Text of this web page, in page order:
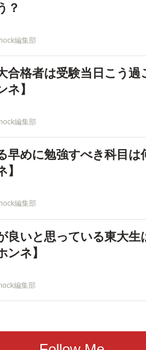
？
編集部
合格者は受験当日こう過
ネ】
編集部
早めに勉強すべき科目は
】
編集部
良いと思っている東大生
ンネ】
編集部